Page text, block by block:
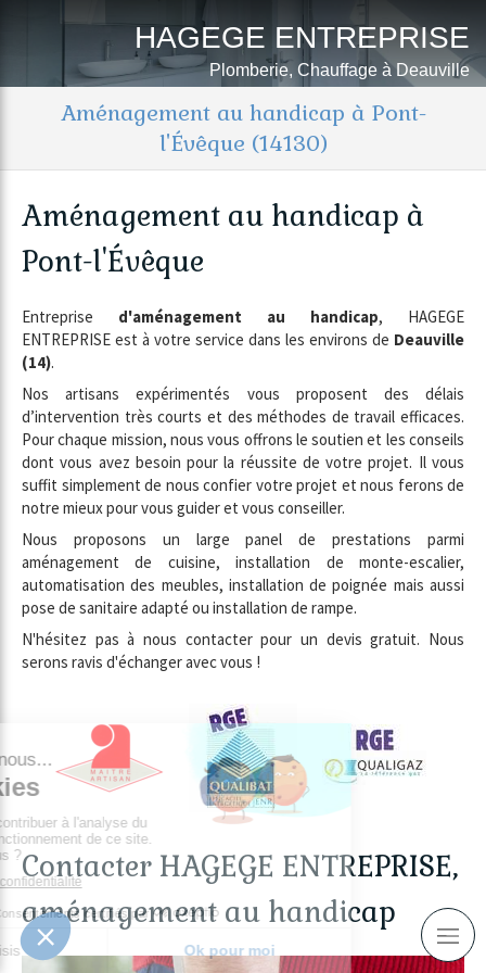
HAGEGE ENTREPRISE
Plomberie, Chauffage à Deauville
Aménagement au handicap à Pont-
l'Évêque (14130)
Aménagement au handicap à
Pont-l'Évêque
Entreprise d'aménagement au handicap, HAGEGE
ENTREPRISE est à votre service dans les environs de Deauville
(14).
Nos artisans expérimentés vous proposent des délais
d’intervention très courts et des méthodes de travail efficaces.
Pour chaque mission, nous vous offrons le soutien et les conseils
dont vous avez besoin pour la réussite de votre projet. Il vous
suffit simplement de nous confier votre projet et nous ferons de
notre mieux pour vous guider et vous conseiller.
Nous proposons un large panel de prestations parmi
aménagement de cuisine, installation de monte-escalier,
automatisation des meubles, installation de poignée mais aussi
pose de sanitaire adapté ou installation de rampe.
N'hésitez pas à nous contacter pour un devis gratuit. Nous
serons ravis d'échanger avec vous !
Contacter HAGEGE ENTREPRISE,
aménagement au handicap